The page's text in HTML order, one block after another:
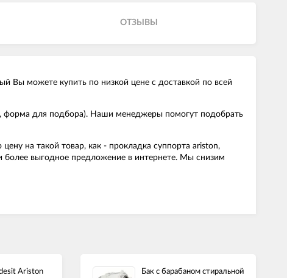
ОТЗЫВЫ
Вы можете купить по низкой цене с доставкой по всей
форма для подбора). Наши менеджеры помогут подобрать
на такой товар, как - прокладка суппорта ariston,
выгодное предложение в интернете. Мы снизим
Ariston
Бак с барабаном стиральной